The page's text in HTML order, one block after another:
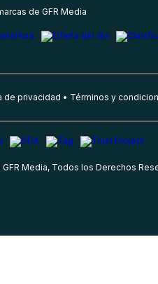
de GFR Media
de privacidad Términos y
GFR Media, Todos los Derechos